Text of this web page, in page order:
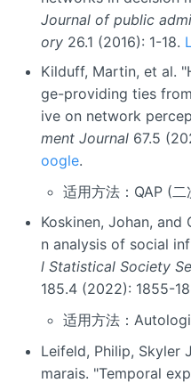
Journal of public
ory26.1 (2016): 1-18.
Kilduff, Martin, et al.
ge-providing ties
ive on network
ment Journal67.5
oogle.
适用方法：QAP (
Koskinen, Johan, and
n analysis of social
l Statistical Society
185.4 (2022): 1855-
适用方法：
Leifeld, Philip, Skyler
marais. "Temporal